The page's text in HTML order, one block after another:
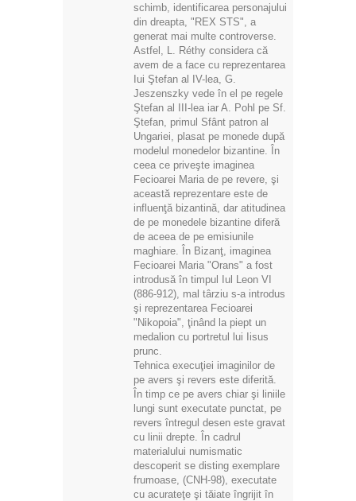
schimb, identificarea personajului
din dreapta, "REX STS", a
generat mai multe controverse.
Astfel, L. Réthy considera că
avem de a face cu reprezentarea
Iui Ştefan al IV-lea, G.
Jeszenszky vede în el pe regele
Ştefan al III-lea iar A. Pohl pe Sf.
Ştefan, primul Sfânt patron al
Ungariei, plasat pe monede după
modelul monedelor bizantine. În
ceea ce priveşte imaginea
Fecioarei Maria de pe revere, şi
această reprezentare este de
influenţă bizantină, dar atitudinea
de pe monedele bizantine diferă
de aceea de pe emisiunile
maghiare. În Bizanţ, imaginea
Fecioarei Maria "Orans" a fost
introdusă în timpul Iul Leon VI
(886-912), mal târziu s-a introdus
şi reprezentarea Fecioarei
"Nikopoia", ţinând la piept un
medalion cu portretul lui Iisus
prunc.
Tehnica execuţiei imaginilor de
pe avers şi revers este diferită.
În timp ce pe avers chiar şi liniile
lungi sunt executate punctat, pe
revers întregul desen este gravat
cu linii drepte. În cadrul
materialului numismatic
descoperit se disting exemplare
frumoase, (CNH-98), executate
cu acurateţe şi tăiate îngrijit în